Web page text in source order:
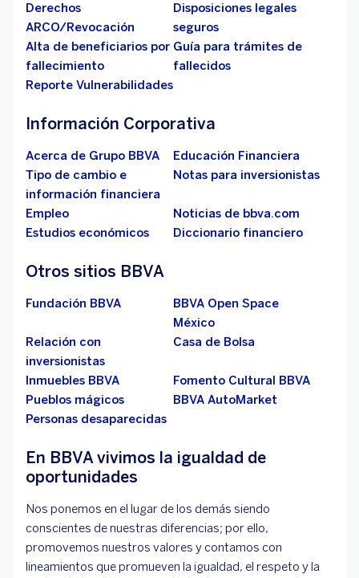
Derechos
ARCO/Revocación
Disposiciones legales
seguros
Alta de beneficiarios por
fallecimiento
Guía para trámites de
fallecidos
Reporte Vulnerabilidades
Información Corporativa
Acerca de Grupo BBVA
Educación Financiera
Tipo de cambio e
información financiera
Notas para inversionistas
Empleo
Noticias de bbva.com
Estudios económicos
Diccionario financiero
Otros sitios BBVA
Fundación BBVA
BBVA Open Space
México
Relación con
inversionistas
Casa de Bolsa
Inmuebles BBVA
Fomento Cultural BBVA
Pueblos mágicos
BBVA AutoMarket
Personas desaparecidas
En BBVA vivimos la igualdad de
oportunidades
Nos ponemos en el lugar de los demás siendo
conscientes de nuestras diferencias; por ello,
promovemos nuestros valores y contamos con
lineamientos que promueven la igualdad, el respeto y la